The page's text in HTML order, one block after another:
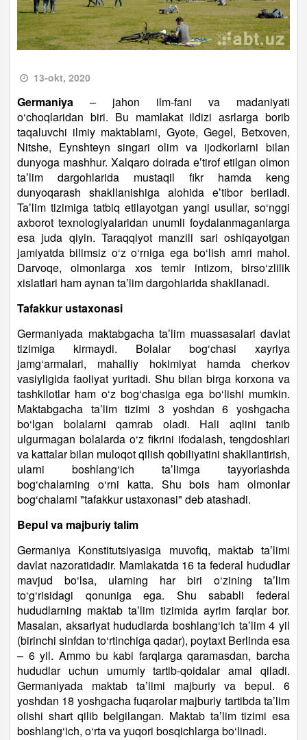
13-okt, 2020
Germaniya – jahon ilm-fani va madaniyati
o‘choqlaridan biri. Bu mamlakat ildizi asrlarga borib
taqaluvchi ilmiy maktablarni, Gyote, Gegel, Betxoven,
Nitshe, Eynshteyn singari olim va ijodkorlarni bilan
dunyoga mashhur. Xalqaro doirada eʼtirof etilgan olmon
taʼlim dargohlarida mustaqil fikr hamda keng
dunyoqarash shakllanishiga alohida eʼtibor beriladi.
Taʼlim tizimiga tatbiq etilayotgan yangi usullar, so‘nggi
axborot texnologiyalaridan unumli foydalanmaganlarga
esa juda qiyin. Taraqqiyot manzili sari oshiqayotgan
jamiyatda bilimsiz o‘z o‘rniga ega bo‘lish amri mahol.
Darvoqe, olmonlarga xos temir intizom, birso‘zlilik
xislatlari ham aynan taʼlim dargohlarida shakllanadi.
Tafakkur ustaxonasi
Germaniyada maktabgacha taʼlim muassasalari davlat
tizimiga kirmaydi. Bolalar bog‘chasi xayriya
jamg‘armalari, mahalliy hokimiyat hamda cherkov
vasiyligida faoliyat yuritadi. Shu bilan birga korxona va
tashkilotlar ham o‘z bog‘chasiga ega bo‘lishi mumkin.
Maktabgacha taʼlim tizimi 3 yoshdan 6 yoshgacha
bo‘lgan bolalarni qamrab oladi. Hali aqlini tanib
ulgurmagan bolalarda o‘z fikrini ifodalash, tengdoshlari
va kattalar bilan muloqot qilish qobiliyatini shakllantirish,
ularni boshlang‘ich taʼlimga tayyorlashda
bog‘chalarning o‘rni katta. Shu bois ham olmonlar
bog‘chalarni "tafakkur ustaxonasi" deb atashadi.
Bepul va majburiy talim
Germaniya Konstitutsiyasiga muvofiq, maktab taʼlimi
davlat nazoratidadir. Mamlakatda 16 ta federal hududlar
mavjud bo‘lsa, ularning har biri o‘zining taʼlim
to‘g‘risidagi qonuniga ega. Shu sababli federal
hududlarning maktab taʼlim tizimida ayrim farqlar bor.
Masalan, aksariyat hududlarda boshlang‘ich taʼlim 4 yil
(birinchi sinfdan to‘rtinchiga qadar), poytaxt Berlinda esa
– 6 yil. Ammo bu kabi farqlarga qaramasdan, barcha
hududlar uchun umumiy tartib-qoidalar amal qiladi.
Germaniyada maktab taʼlimi majburiy va bepul. 6
yoshdan 18 yoshgacha fuqarolar majburiy tartibda taʼlim
olishi shart qilib belgilangan. Maktab taʼlim tizimi esa
boshlang‘ich, o‘rta va yuqori bosqichlarga bo‘linadi.